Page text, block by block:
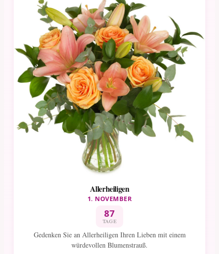
Allerheiligen
1. NOVEMBER
87
TAGE
Gedenken Sie an Allerheiligen Ihren Lieben mit einem
würdevollen Blumenstrauß.